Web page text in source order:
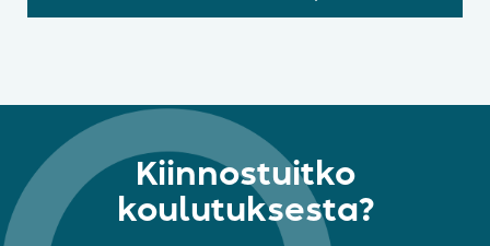
Kiinnostuitko
koulutuksesta?